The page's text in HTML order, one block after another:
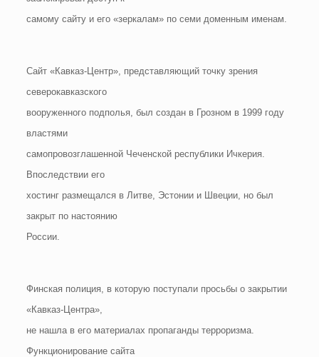
самому сайту и его «зеркалам» по семи доменным именам.
Сайт «Кавказ-Центр», представляющий точку зрения
северокавказского
вооруженного подполья, был создан в Грозном в 1999 году
властями
самопровозглашенной Чеченской республики Ичкерия.
Впоследствии его
хостинг размещался в Литве, Эстонии и Швеции, но был
закрыт по настоянию
России.
Финская полиция, в которую поступали просьбы о закрытии
«Кавказ-Центра»,
не нашла в его материалах пропаганды терроризма.
Функционирование сайта